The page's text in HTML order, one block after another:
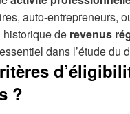
auto-entrepreneurs,
de revenus
dans l’étude du
?